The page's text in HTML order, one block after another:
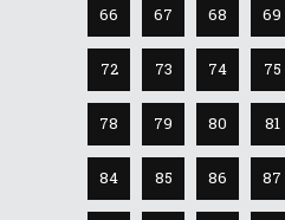
66 67 68 69
72 73 74 75
78 79 80 81
84 85 86 87